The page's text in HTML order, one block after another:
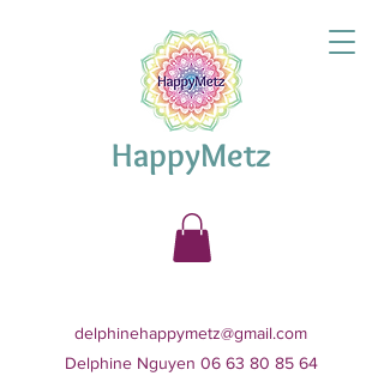
HappyMetz
delphinehappymetz@gmail.com
Delphine Nguyen 06 63 80 85 64